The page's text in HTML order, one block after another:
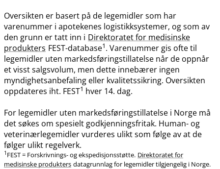
Oversikten er basert på de legemidler som har
varenummer i apotekenes logistikksystemer, og som av
den grunn er tatt inn i Direktoratet for medisinske
produkters FEST-database1. Varenummer gis ofte til
legemidler uten markedsføringstillatelse når de oppnår
et visst salgsvolum, men dette innebærer ingen
myndighetsanbefaling eller kvalitetssikring. Oversikten
oppdateres iht. FEST1 hver 14. dag.
For legemidler uten markedsføringstillatelse i Norge må
det søkes om spesielt godkjenningsfritak. Human- og
veterinærlegemidler vurderes ulikt som følge av at de
følger ulikt regelverk.
1 FEST = Forskrivnings- og ekspedisjonsstøtte. Direktoratet for
medisinske produkters datagrunnlag for legemidler tilgjengelig i Norge.